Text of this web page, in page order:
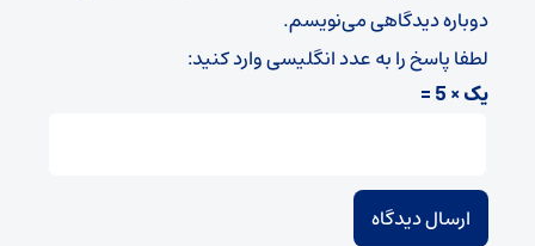
دوباره دیدگاهی می‌نویسم.
لطفا پاسخ را به عدد انگلیسی وارد کنید:
یک × 5 =